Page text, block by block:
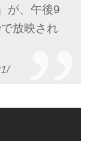
が、午後9
放映され